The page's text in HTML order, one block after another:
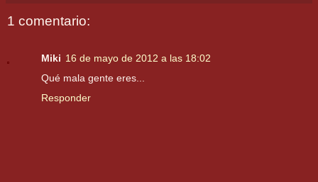
1 comentario:
Miki 16 de mayo de 2012 a las 18:02
Qué mala gente eres...
Responder